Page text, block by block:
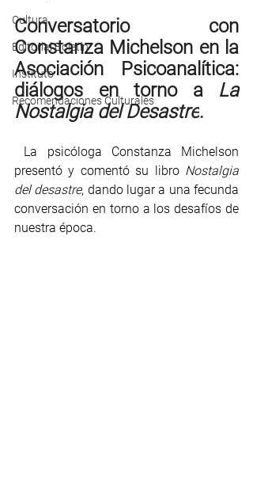
Cultura
Editorial Boletín
Instituto
Recomendaciones Culturales
Conversatorio con
Constanza Michelson en la
Asociación Psicoanalítica:
diálogos en torno a La
Nostalgia del Desastre.
presentó y comentó su libro Nostalgia
del desastre, dando lugar a una fecunda
conversación en torno a los desafíos de
nuestra época.